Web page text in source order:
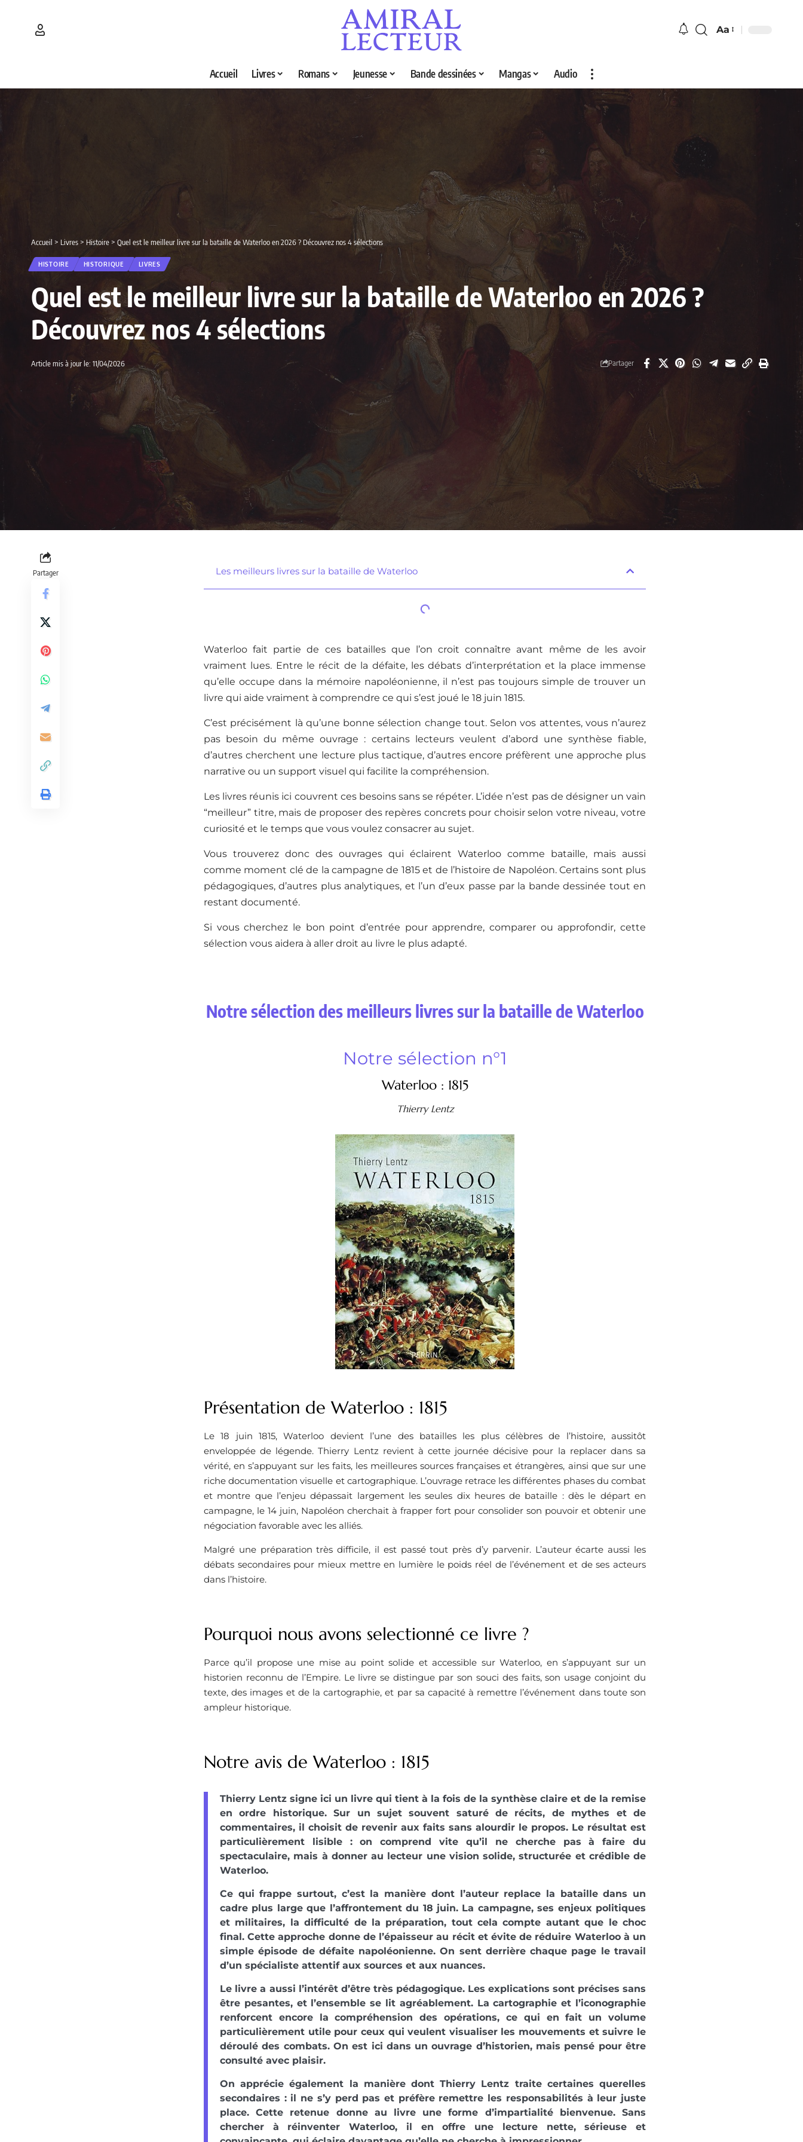
Aa
Accueil Livres Romans Jeunesse Bande dessinées Mangas Audio
Accueil > Livres> Histoire> Quel est le meilleur livre sur la bataille de Waterloo en 2026 ? Découvrez nos 4 sélections
HISTOIRE HISTORIQUE LIVRES
Quel est le meilleur livre sur la bataille de Waterloo en 2026 ?
Découvrez nos 4 sélections
Article mis à jour le: 11/04/2026 Partager
Partager Les meilleurs livres sur la bataille de Waterloo
Waterloo fait partie de ces batailles que l’on croit connaître avant même de les avoir
vraiment lues. Entre le récit de la défaite, les débats d’interprétation et la place immense
qu’elle occupe dans la mémoire napoléonienne, il n’est pas toujours simple de trouver un
livre qui aide vraiment à comprendre ce qui s’est joué le 18 juin 1815.
C’est précisément là qu’une bonne sélection change tout. Selon vos attentes, vous n’aurez
pas besoin du même ouvrage : certains lecteurs veulent d’abord une synthèse fiable,
d’autres cherchent une lecture plus tactique, d’autres encore préfèrent une approche plus
narrative ou un support visuel qui facilite la compréhension.
Les livres réunis ici couvrent ces besoins sans se répéter. L’idée n’est pas de désigner un vain
“meilleur” titre, mais de proposer des repères concrets pour choisir selon votre niveau, votre
curiosité et le temps que vous voulez consacrer au sujet.
Vous trouverez donc des ouvrages qui éclairent Waterloo comme bataille, mais aussi
comme moment clé de la campagne de 1815 et de l’histoire de Napoléon. Certains sont plus
pédagogiques, d’autres plus analytiques, et l’un d’eux passe par la bande dessinée tout en
restant documenté.
Si vous cherchez le bon point d’entrée pour apprendre, comparer ou approfondir, cette
sélection vous aidera à aller droit au livre le plus adapté.
Notre sélection des meilleurs livres sur la bataille de Waterloo
Notre sélection n°1
Waterloo : 1815
Thierry Lentz
Présentation de Waterloo : 1815
Le 18 juin 1815, Waterloo devient l’une des batailles les plus célèbres de l’histoire, aussitôt
enveloppée de légende. Thierry Lentz revient à cette journée décisive pour la replacer dans sa
vérité, en s’appuyant sur les faits, les meilleures sources françaises et étrangères, ainsi que sur une
riche documentation visuelle et cartographique. L’ouvrage retrace les différentes phases du combat
et montre que l’enjeu dépassait largement les seules dix heures de bataille : dès le départ en
campagne, le 14 juin, Napoléon cherchait à frapper fort pour consolider son pouvoir et obtenir une
négociation favorable avec les alliés.
Malgré une préparation très difficile, il est passé tout près d’y parvenir. L’auteur écarte aussi les
débats secondaires pour mieux mettre en lumière le poids réel de l’événement et de ses acteurs
dans l’histoire.
Pourquoi nous avons selectionné ce livre ? ​
Parce qu’il propose une mise au point solide et accessible sur Waterloo, en s’appuyant sur un
historien reconnu de l’Empire. Le livre se distingue par son souci des faits, son usage conjoint du
texte, des images et de la cartographie, et par sa capacité à remettre l’événement dans toute son
ampleur historique.
Notre avis de Waterloo : 1815
Thierry Lentz signe ici un livre qui tient à la fois de la synthèse claire et de la remise
en ordre historique. Sur un sujet souvent saturé de récits, de mythes et de
commentaires, il choisit de revenir aux faits sans alourdir le propos. Le résultat est
particulièrement lisible : on comprend vite qu’il ne cherche pas à faire du
spectaculaire, mais à donner au lecteur une vision solide, structurée et crédible de
Waterloo.
Ce qui frappe surtout, c’est la manière dont l’auteur replace la bataille dans un
cadre plus large que l’affrontement du 18 juin. La campagne, ses enjeux politiques
et militaires, la difficulté de la préparation, tout cela compte autant que le choc
final. Cette approche donne de l’épaisseur au récit et évite de réduire Waterloo à un
simple épisode de défaite napoléonienne. On sent derrière chaque page le travail
d’un spécialiste attentif aux sources et aux nuances.
Le livre a aussi l’intérêt d’être très pédagogique. Les explications sont précises sans
être pesantes, et l’ensemble se lit agréablement. La cartographie et l’iconographie
renforcent encore la compréhension des opérations, ce qui en fait un volume
particulièrement utile pour ceux qui veulent visualiser les mouvements et suivre le
déroulé des combats. On est ici dans un ouvrage d’historien, mais pensé pour être
consulté avec plaisir.
On apprécie également la manière dont Thierry Lentz traite certaines querelles
secondaires : il ne s’y perd pas et préfère remettre les responsabilités à leur juste
place. Cette retenue donne au livre une forme d’impartialité bienvenue. Sans
chercher à réinventer Waterloo, il en offre une lecture nette, sérieuse et